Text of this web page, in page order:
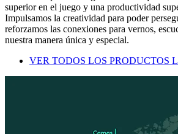
superior en el juego y una productividad
Impulsamos la creatividad para poder
reforzamos las conexiones para vernos,
nuestra manera única y especial.
VER TODOS LOS PRODUCTOS